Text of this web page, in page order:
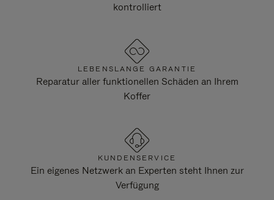
kontrolliert
LEBENSLANGE GARANTIE
Reparatur aller funktionellen Schäden an Ihrem
Koffer
KUNDENSERVICE
Ein eigenes Netzwerk an Experten steht Ihnen zur
Verfügung